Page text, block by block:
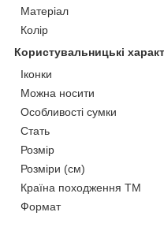
Матеріал
Колір
Користувальницькі
Іконки
Можна носити
Особливості сумки
Стать
Розмір
Розміри (см)
Країна походження ТМ
Формат